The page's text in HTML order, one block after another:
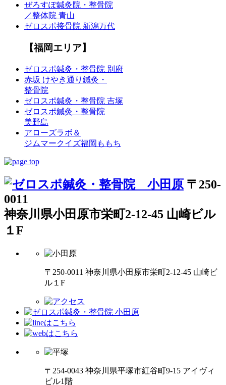
ぜろすぽ鍼灸院・整骨院
／整体院 青山
ゼロスポ接骨院 新潟万代
【福岡エリア】
ゼロスポ鍼灸・整骨院 別府
赤坂 けやき通り鍼灸・
整骨院
ゼロスポ鍼灸・整骨院 吉塚
ゼロスポ鍼灸・整骨院
美野島
アローズラボ＆
ジムマークイズ福岡ももち
〒250-
0011
神奈川県小田原市栄町2-12-45 山崎ビル
１F
〒250-0011 神奈川県小田原市栄町2-12-45 山崎ビ
ル１F
〒254-0043 神奈川県平塚市紅谷町9-15 アイヴィ
ビル1階